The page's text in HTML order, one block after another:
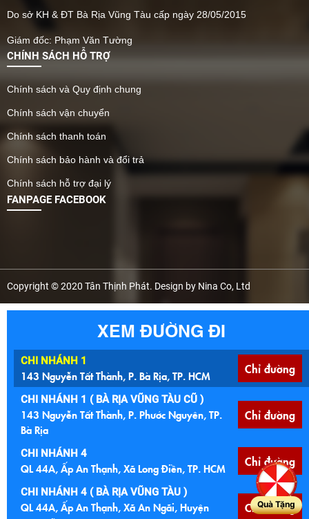
Do sở KH & ĐT Bà Rịa Vũng Tàu cấp ngày 28/05/2015
Giám đốc: Phạm Văn Tường
CHÍNH SÁCH HỖ TRỢ
Chính sách và Quy định chung
Chính sách vận chuyển
Chính sách thanh toán
Chính sách bảo hành và đổi trả
Chính sách hỗ trợ đại lý
FANPAGE FACEBOOK
Copyright © 2020 Tân Thịnh Phát. Design by Nina Co, Ltd
XEM ĐƯỜNG ĐI
CHI NHÁNH 1
143 Nguyễn Tất Thành, P. Bà Rịa, TP. HCM Chỉ đường
CHI NHÁNH 1 ( BÀ RỊA VŨNG TÀU CŨ )
143 Nguyễn Tất Thành, P. Phước Nguyên, TP.
Bà Rịa
Chỉ đường
CHI NHÁNH 4
QL 44A, Ấp An Thạnh, Xã Long Điền, TP. HCM Chỉ đường
CHI NHÁNH 4 ( BÀ RỊA VŨNG TÀU )
QL 44A, Ấp An Thạnh, Xã An Ngãi, Huyện
Chỉ đường
Quà Tặng